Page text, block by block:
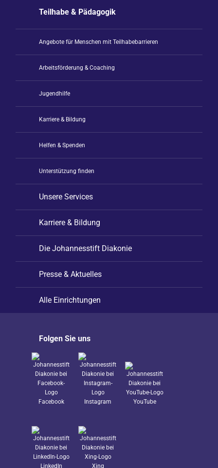
Teilhabe & Pädagogik
Angebote für Menschen mit Teilhabebarrieren
Arbeitsförderung & Coaching
Jugendhilfe
Karriere & Bildung
Helfen & Spenden
Unterstützung finden
Unsere Services
Karriere & Bildung
Die Johannesstift Diakonie
Presse & Aktuelles
Alle Einrichtungen
Folgen Sie uns
Facebook Instagram YouTube
LinkedIn Xing